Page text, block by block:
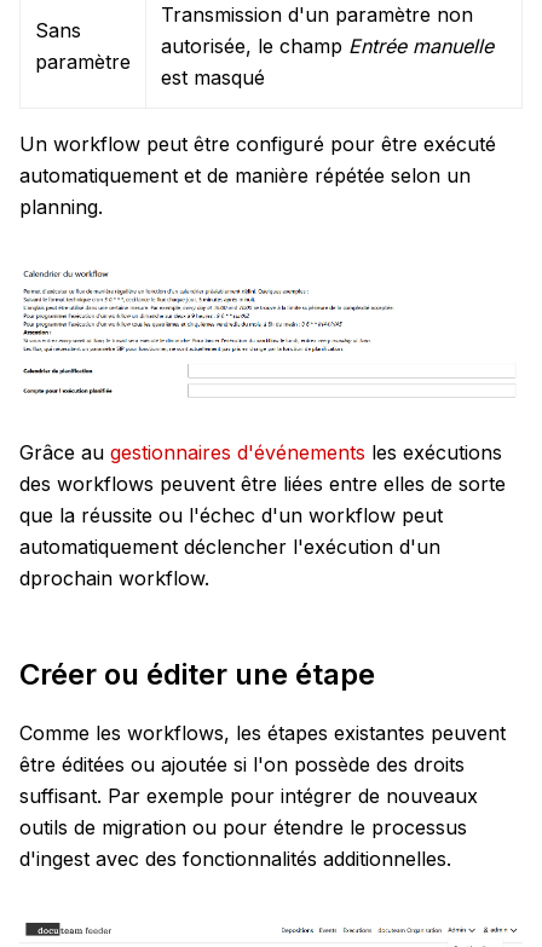
Sans
paramètre
Transmission d'un paramètre non
autorisée, le champ Entrée manuelle
est masqué
Un workflow peut être configuré pour être exécuté
automatiquement et de manière répétée selon un
planning.
Grâce au gestionnaires d'événements les exécutions
des workflows peuvent être liées entre elles de sorte
que la réussite ou l'échec d'un workflow peut
automatiquement déclencher l'exécution d'un
dprochain workflow.
Créer ou éditer une étape
Comme les workflows, les étapes existantes peuvent
être éditées ou ajoutée si l'on possède des droits
suffisant. Par exemple pour intégrer de nouveaux
outils de migration ou pour étendre le processus
d'ingest avec des fonctionnalités additionnelles.